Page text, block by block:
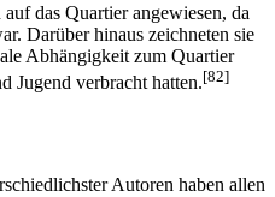
das Quartier angewiesen, da
Darüber hinaus zeichneten sie
Abhängigkeit zum Quartier
Jugend verbracht hatten.[82]
Autoren haben allen